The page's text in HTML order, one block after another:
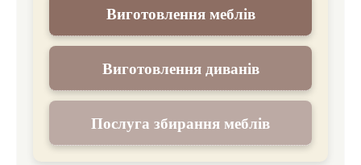
Виготовлення меблів
Виготовлення диванів
Послуга збирання меблів